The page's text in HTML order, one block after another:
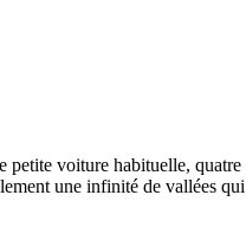
petite voiture habituelle,
une infinité de vallées